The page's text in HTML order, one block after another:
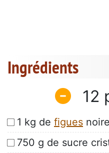
Ingrédients
12
1 kg de figues
750 g de sucre